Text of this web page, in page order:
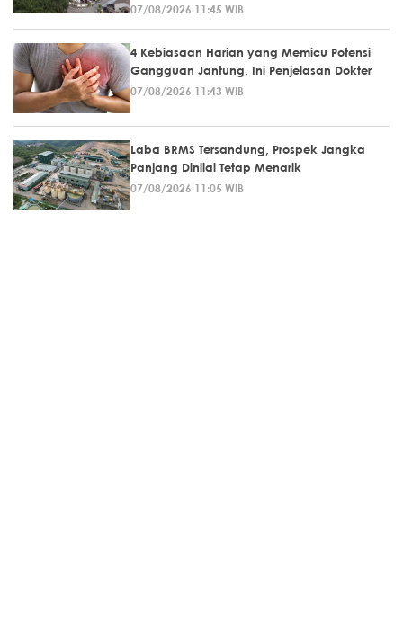
07/08/2026 11:45 WIB
4 Kebiasaan Harian yang Memicu Potensi
Gangguan Jantung, Ini Penjelasan Dokter
07/08/2026 11:43 WIB
Laba BRMS Tersandung, Prospek Jangka
Panjang Dinilai Tetap Menarik
07/08/2026 11:05 WIB